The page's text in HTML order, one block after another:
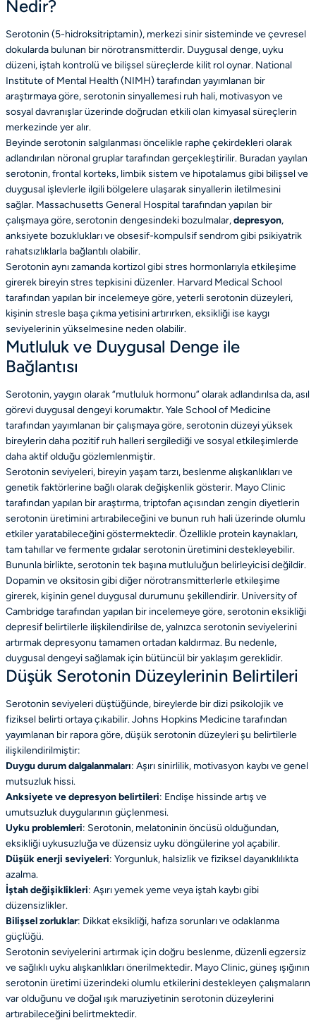
Nedir?
Serotonin (5-hidroksitriptamin), merkezi sinir sisteminde ve çevresel
dokularda bulunan bir nörotransmitterdir. Duygusal denge, uyku
düzeni, iştah kontrolü ve bilişsel süreçlerde kilit rol oynar. National
Institute of Mental Health (NIMH) tarafından yayımlanan bir
araştırmaya göre, serotonin sinyallemesi ruh hali, motivasyon ve
sosyal davranışlar üzerinde doğrudan etkili olan kimyasal süreçlerin
merkezinde yer alır.
Beyinde serotonin salgılanması öncelikle raphe çekirdekleri olarak
adlandırılan nöronal gruplar tarafından gerçekleştirilir. Buradan yayılan
serotonin, frontal korteks, limbik sistem ve hipotalamus gibi bilişsel ve
duygusal işlevlerle ilgili bölgelere ulaşarak sinyallerin iletilmesini
sağlar. Massachusetts General Hospital tarafından yapılan bir
çalışmaya göre, serotonin dengesindeki bozulmalar,depresyon,
anksiyete bozuklukları ve obsesif-kompulsif sendrom gibi psikiyatrik
rahatsızlıklarla bağlantılı olabilir.
Serotonin aynı zamanda kortizol gibi stres hormonlarıyla etkileşime
girerek bireyin stres tepkisini düzenler. Harvard Medical School
tarafından yapılan bir incelemeye göre, yeterli serotonin düzeyleri,
kişinin stresle başa çıkma yetisini artırırken, eksikliği ise kaygı
seviyelerinin yükselmesine neden olabilir.
Mutluluk ve Duygusal Denge ile
Bağlantısı
Serotonin, yaygın olarak “mutluluk hormonu” olarak adlandırılsa da, asıl
görevi duygusal dengeyi korumaktır. Yale School of Medicine
tarafından yayımlanan bir çalışmaya göre, serotonin düzeyi yüksek
bireylerin daha pozitif ruh halleri sergilediği ve sosyal etkileşimlerde
daha aktif olduğu gözlemlenmiştir.
Serotonin seviyeleri, bireyin yaşam tarzı, beslenme alışkanlıkları ve
genetik faktörlerine bağlı olarak değişkenlik gösterir. Mayo Clinic
tarafından yapılan bir araştırma, triptofan açısından zengin diyetlerin
serotonin üretimini artırabileceğini ve bunun ruh hali üzerinde olumlu
etkiler yaratabileceğini göstermektedir. Özellikle protein kaynakları,
tam tahıllar ve fermente gıdalar serotonin üretimini destekleyebilir.
Bununla birlikte, serotonin tek başına mutluluğun belirleyicisi değildir.
Dopamin ve oksitosin gibi diğer nörotransmitterlerle etkileşime
girerek, kişinin genel duygusal durumunu şekillendirir. University of
Cambridge tarafından yapılan bir incelemeye göre, serotonin eksikliği
depresif belirtilerle ilişkilendirilse de, yalnızca serotonin seviyelerini
artırmak depresyonu tamamen ortadan kaldırmaz. Bu nedenle,
duygusal dengeyi sağlamak için bütüncül bir yaklaşım gereklidir.
Düşük Serotonin Düzeylerinin Belirtileri
Serotonin seviyeleri düştüğünde, bireylerde bir dizi psikolojik ve
fiziksel belirti ortaya çıkabilir. Johns Hopkins Medicine tarafından
yayımlanan bir rapora göre, düşük serotonin düzeyleri şu belirtilerle
ilişkilendirilmiştir:
Duygu durum dalgalanmaları: Aşırı sinirlilik, motivasyon kaybı ve genel
mutsuzluk hissi.
Anksiyete ve depresyon belirtileri: Endişe hissinde artış ve
umutsuzluk duygularının güçlenmesi.
Uyku problemleri: Serotonin, melatoninin öncüsü olduğundan,
eksikliği uykusuzluğa ve düzensiz uyku döngülerine yol açabilir.
Düşük enerji seviyeleri: Yorgunluk, halsizlik ve fiziksel dayanıklılıkta
azalma.
İştah değişiklikleri: Aşırı yemek yeme veya iştah kaybı gibi
düzensizlikler.
Bilişsel zorluklar: Dikkat eksikliği, hafıza sorunları ve odaklanma
güçlüğü.
Serotonin seviyelerini artırmak için doğru beslenme, düzenli egzersiz
ve sağlıklı uyku alışkanlıkları önerilmektedir. Mayo Clinic, güneş ışığının
serotonin üretimi üzerindeki olumlu etkilerini destekleyen çalışmaların
var olduğunu ve doğal ışık maruziyetinin serotonin düzeylerini
artırabileceğini belirtmektedir.